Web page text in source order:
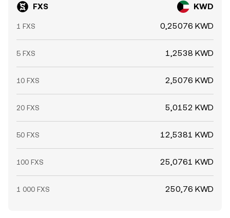
FXS KWD
1 FXS 0,25076 KWD
5 FXS 1,2538 KWD
10 FXS 2,5076 KWD
20 FXS 5,0152 KWD
50 FXS 12,5381 KWD
100 FXS 25,0761 KWD
1 000 FXS 250,76 KWD